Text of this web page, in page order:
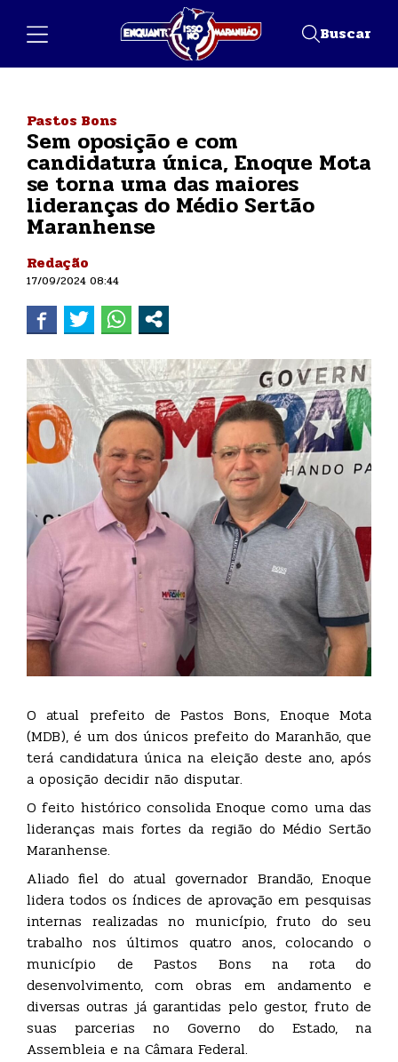
Buscar
Pastos Bons
Sem oposição e com
candidatura única, Enoque Mota
se torna uma das maiores
lideranças do Médio Sertão
Maranhense
Redação
17/09/2024 08:44
O atual prefeito de Pastos Bons, Enoque Mota
(MDB), é um dos únicos prefeito do Maranhão, que
terá candidatura única na eleição deste ano, após
a oposição decidir não disputar.
O feito histórico consolida Enoque como uma das
lideranças mais fortes da região do Médio Sertão
Maranhense.
Aliado fiel do atual governador Brandão, Enoque
lidera todos os índices de aprovação em pesquisas
internas realizadas no município, fruto do seu
trabalho nos últimos quatro anos, colocando o
município de Pastos Bons na rota do
desenvolvimento, com obras em andamento e
diversas outras já garantidas pelo gestor, fruto de
suas parcerias no Governo do Estado, na
Assembleia e na Câmara Federal.